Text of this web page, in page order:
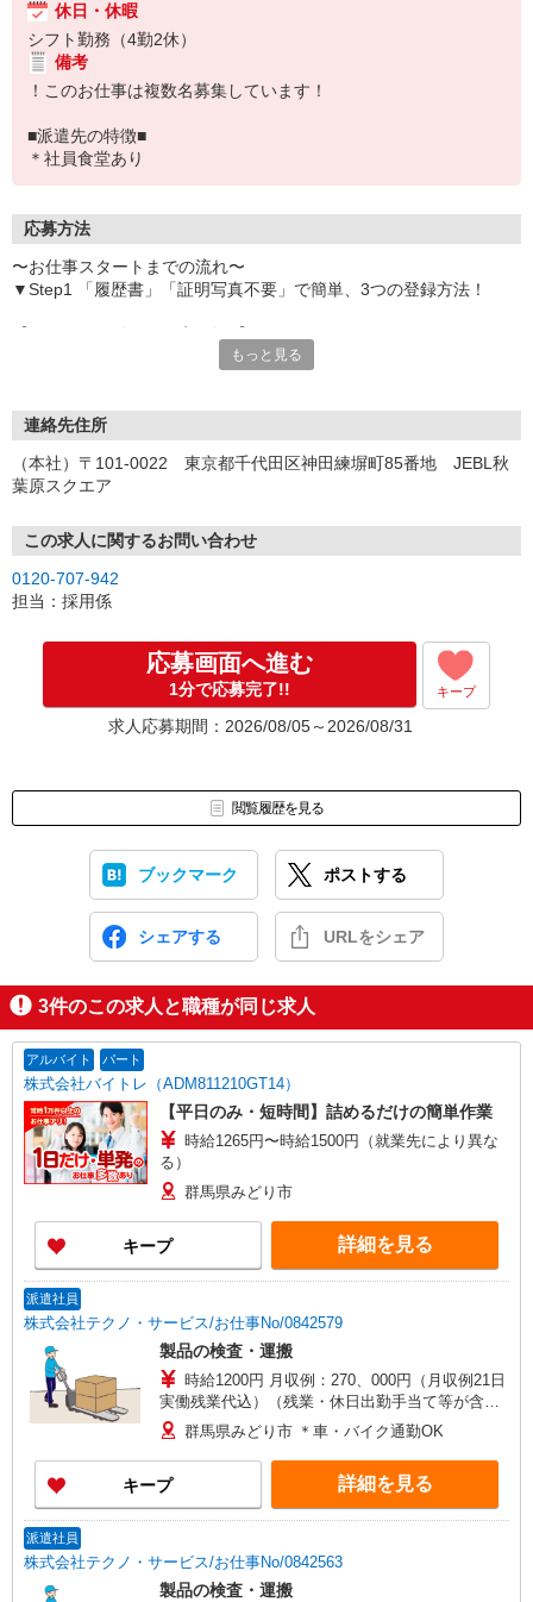
休日・休暇
シフト勤務（4勤2休）
備考
！このお仕事は複数名募集しています！
■派遣先の特徴■
＊社員食堂あり
応募方法
〜お仕事スタートまでの流れ〜
▼Step1 「履歴書」「証明写真不要」で簡単、3つの登録方法！
いつでも好きな時間に登録OK
受付時間/平日9:00〜19:00
【来場登録（目安1時間30分）】
▼Step2 全国にあるお仕事の中から、あなたにピッタリのお仕事を
ご案内
▼Step3 就業前に職場見学で気になる事はしっかりチェック！
応募⇒最短で2日後からの勤務も可能です！
もっと見る
連絡先住所
（本社）〒101-0022 東京都千代田区神田練塀町85番地 JEBL秋
葉原スクエア
この求人に関するお問い合わせ
0120-707-942
担当：採用係
応募画面へ進む
1分で応募完了!! キープ
求人応募期間：2026/08/05～2026/08/31
閲覧履歴を見る
ブックマーク ポストする
シェアする URLをシェア
3件のこの求人と職種が同じ求人
アルバイト パート
株式会社バイトレ（ADM811210GT14）
【平日のみ・短時間】詰めるだけの簡単作業
時給1265円〜時給1500円（就業先により異な
る）
群馬県みどり市
キープ 詳細を見る
派遣社員
株式会社テクノ・サービス/お仕事No/0842579
製品の検査・運搬
時給1200円 月収例：270、000円（月収例21日
実働残業代込）（残業・休日出勤手当て等が含ま
れています） 交通費全額支給
群馬県みどり市 ＊車・バイク通勤OK
キープ 詳細を見る
派遣社員
株式会社テクノ・サービス/お仕事No/0842563
製品の検査・運搬